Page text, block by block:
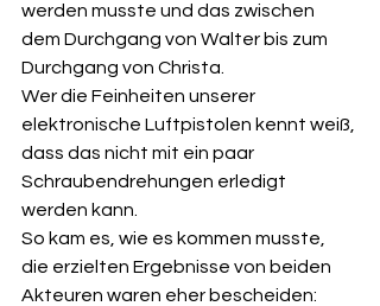
werden musste und das zwischen
dem Durchgang von Walter bis zum
Durchgang von Christa.
Wer die Feinheiten unserer
elektronische Luftpistolen kennt weiß,
dass das nicht mit ein paar
Schraubendrehungen erledigt
werden kann.
So kam es, wie es kommen musste,
die erzielten Ergebnisse von beiden
Akteuren waren eher bescheiden: